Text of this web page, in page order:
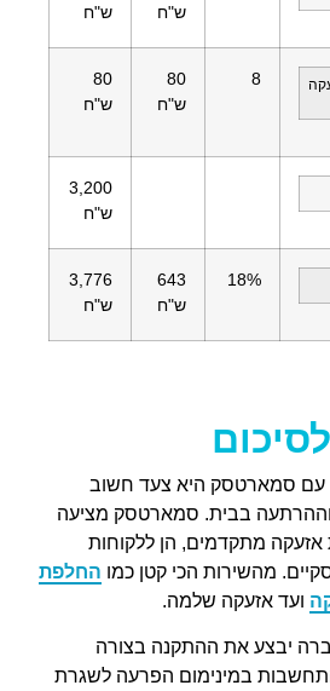
ש"ח
ש"ח
8
80
ש"ח
80
ש"ח
3,200
ש"ח
18%
643
ש"ח
3,776
ש"ח
לסיכום
עם סמארטסק היא צעד חשוב
וההרתעה בבית. סמארטסק מציעה
אזעקה מתקדמים, הן ללקוחות
מהשירות הכי קטן כמו החלפת
ועד אזעקה שלמה.
יבצע את ההתקנה בצורה
התחשבות במינימום הפרעה לשגרת